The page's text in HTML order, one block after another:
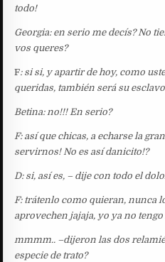
todo!
Georgia: en serio me decís? No
vos queres?
F: si si, y apartir de hoy, como
queridas, también será su
Betina: no!!! En serio?
F: así que chicas, a echarse la
servirnos! No es así danicito!?
D: si, así es, – dije con todo el
F: trátenlo como quieran, nunca
aprovechen jajaja, yo ya no
mmmm.. –dijeron las dos
especie de trato?